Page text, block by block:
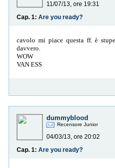
11/07/13, ore 19:31
Cap. 1: Are you ready?
cavolo mi piace questa ff. è
davvero.
WOW
VAN ESS
dummyblood
Recensore Junior
04/03/13, ore 20:02
Cap. 1: Are you ready?